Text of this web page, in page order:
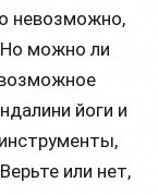
невозможно,
Но можно ли
йоги и
или нет,